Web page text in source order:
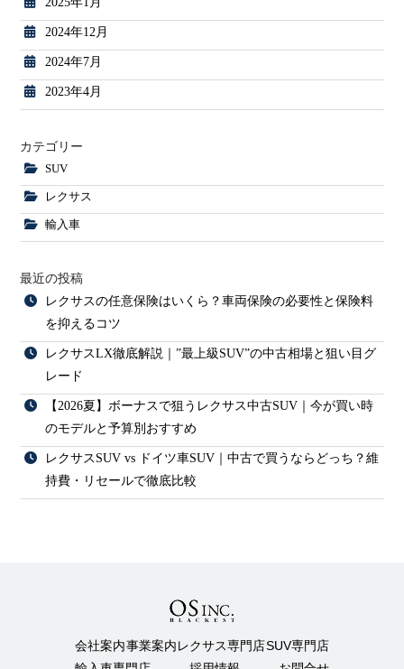
2024年12月
2024年7月
2023年4月
カテゴリー
SUV
レクサス
輸入車
最近の投稿
レクサスの任意保険はいくら？車両保険の必要性と保険料
を抑えるコツ
レクサスLX徹底解説｜”最上級SUV”の中古相場と狙い目グ
レード
【2026夏】ボーナスで狙うレクサス中古SUV｜今が買い時
のモデルと予算別おすすめ
レクサスSUV vs ドイツ車SUV｜中古で買うならどっち？維
持費・リセールで徹底比較
会社案内事業案内レクサス専門店SUV専門店